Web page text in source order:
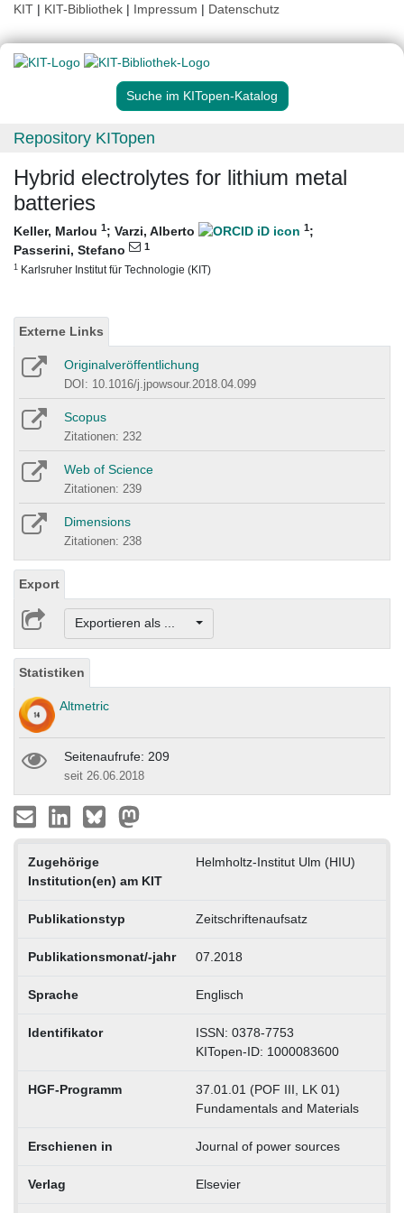
KIT | KIT-Bibliothek | Impressum | Datenschutz
Suche im KITopen-Katalog
Repository KITopen
Hybrid electrolytes for lithium metal
batteries
Keller, Marlou 1; Varzi, Alberto 1;
Passerini, Stefano
1
1 Karlsruher Institut für Technologie (KIT)
Externe Links
Originalveröffentlichung
DOI: 10.1016/j.jpowsour.2018.04.099
Scopus
Zitationen: 232
Web of Science
Zitationen: 239
Dimensions
Zitationen: 238
Export
Exportieren als ...
Statistiken
Altmetric
Seitenaufrufe: 209
seit 26.06.2018
Zugehörige
Institution(en) am KIT
Helmholtz-Institut Ulm (HIU)
Publikationstyp Zeitschriftenaufsatz
Publikationsmonat/-jahr 07.2018
Sprache Englisch
Identifikator
ISSN: 0378-7753
KITopen-ID: 1000083600
HGF-Programm
37.01.01 (POF III, LK 01)
Fundamentals and Materials
Erschienen in Journal of power sources
Verlag Elsevier